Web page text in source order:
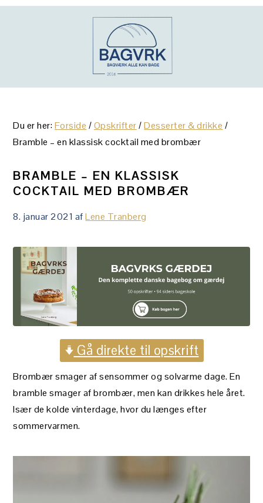
Gå
Skip
Gå
Du er her:Forside /Opskrifter / Desserter & drikke /
Bramble – en klassisk cocktail med brombær
BRAMBLE – EN KLASSISK
COCKTAIL MED BROMBÆR
8. januar 2021 afLene Tranberg
Gå direkte til opskrift
Brombær smager af sensommer og solvarme dage. En
bramble smager af brombær, men kan drikkes hele året.
Især de kolde vinterdage, hvor du længes efter
sommervarmen.